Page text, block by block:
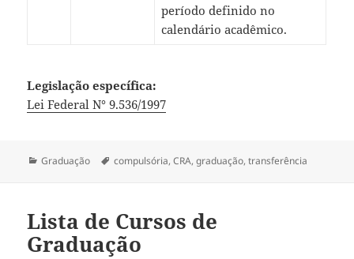
período definido no
calendário acadêmico.
Legislação específica:
Lei Federal N° 9.536/1997
Categorias
Graduação Tags
compulsória,CRA,graduação,transferência
Lista de Cursos de
Graduação